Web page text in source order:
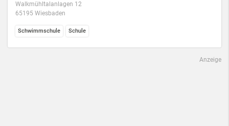
Walkmühltalanlagen 12
65195 Wiesbaden
Schwimmschule Schule
Anzeige